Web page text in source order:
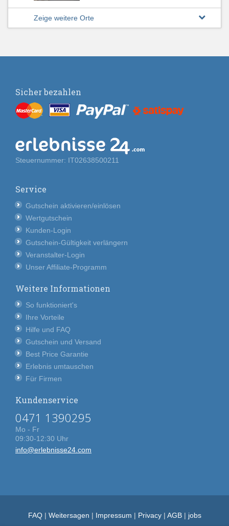
Zeige weitere Orte
Sicher bezahlen
Steuernummer: IT02638500211
Service
Gutschein aktivieren/einlösen
Wertgutschein
Kunden-Login
Gutschein-Gültigkeit verlängern
Veranstalter-Login
Unser Affiliate-Programm
Weitere Informationen
So funktioniert's
Ihre Vorteile
Hilfe und FAQ
Gutschein und Versand
Best Price Garantie
Erlebnis umtauschen
Für Firmen
Kundenservice
0471 1390295
Mo - Fr
09:30-12:30 Uhr
info@erlebnisse24.com
FAQ| Weitersagen | Impressum | Privacy| AGB| jobs